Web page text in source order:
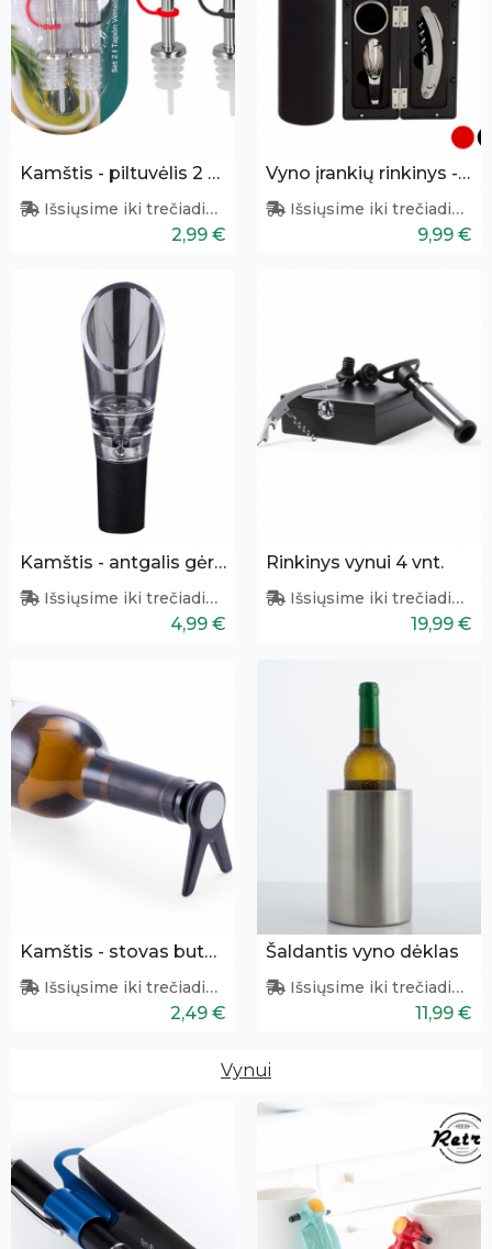
Kamštis - piltuvėlis 2 vnt.
Išsiųsime iki trečiadienio
2,99 €
Vyno įrankių rinkinys - butelys
Išsiųsime iki trečiadienio
9,99 €
Kamštis - antgalis gėrimų pilstymui
Išsiųsime iki trečiadienio
4,99 €
Rinkinys vynui 4 vnt.
Išsiųsime iki trečiadienio
19,99 €
Kamštis - stovas buteliui
Išsiųsime iki trečiadienio
2,49 €
Šaldantis vyno dėklas
Išsiųsime iki trečiadienio
11,99 €
Vynui